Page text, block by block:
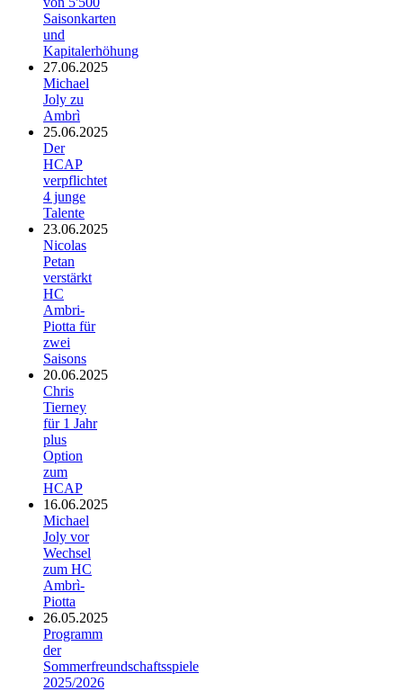
Saisonkarten
und
Kapitalerhöhung
27.06.2025
Michael
Joly zu
Ambrì
25.06.2025
Der
HCAP
verpflichtet
4 junge
Talente
23.06.2025
Nicolas
Petan
verstärkt
HC
Ambri-
Piotta für
zwei
Saisons
20.06.2025
Chris
Tierney
für 1 Jahr
plus
Option
zum
HCAP
16.06.2025
Michael
Joly vor
Wechsel
zum HC
Ambrì-
Piotta
26.05.2025
Programm
der
Sommerfreundschaftsspiele
2025/2026